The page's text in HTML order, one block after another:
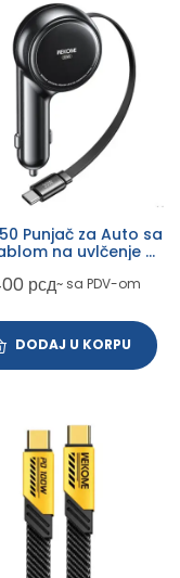
Punjač za Auto sa
na uvlčenje 3.1
рсд~ sa PDV-om
DODAJ U KORPU